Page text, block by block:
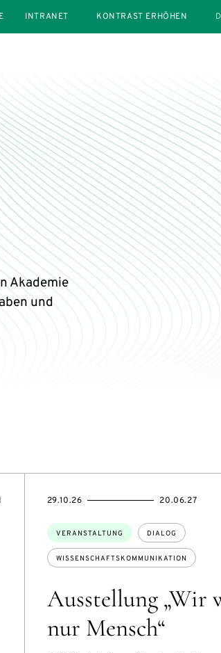
INTRANET
KONTRAST ERHÖHEN
Akademie
und
Ausstellung „Wir
nur Mensch“
Themen:
VERANSTALTUNG DIALOG
WISSENSCHAFTSKOMMUNIKATION
EVENTBEGINSON
29.10.26
EVENTENDSON 20.06.27